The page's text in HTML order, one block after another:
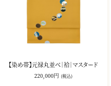
【染め帯】元禄丸並べ｜袷｜マスタード
220,000円 (税込)